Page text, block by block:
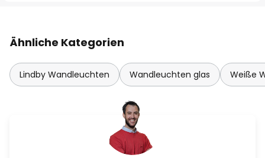
Ähnliche Kategorien
Lindby Wandleuchten Wandleuchten glas Weiße